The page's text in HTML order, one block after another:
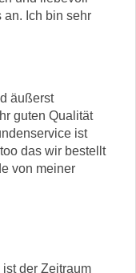
an. Ich bin sehr
äußerst
guten Qualität
ist
das wir bestellt
von meiner
der Zeitraum